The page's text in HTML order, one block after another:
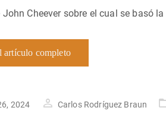
John Cheever sobre el cual se basó
artículo completo
2024 Carlos Rodríguez Braun